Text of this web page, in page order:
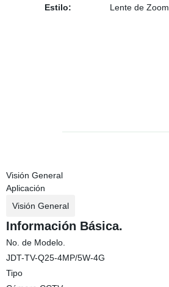
Estilo:
Lente de Zoom
Visión General
Aplicación
Visión General
Información Básica.
No. de Modelo.
JDT-TV-Q25-4MP/5W-4G
Tipo